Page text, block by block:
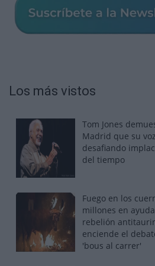
Los más vistos
Tom Jones
Madrid que su
desafiando
del tiempo
Fuego en los
millones en
rebelión
enciende el
'bous al carrer'